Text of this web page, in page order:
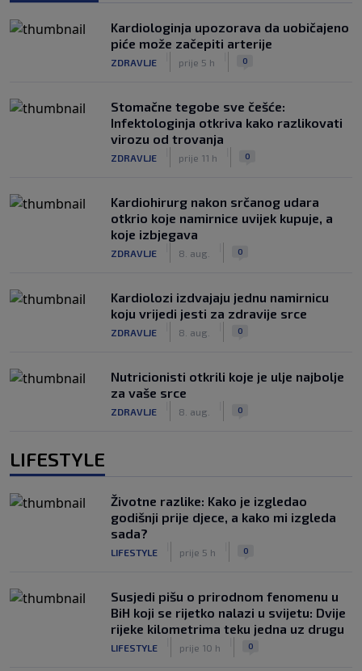
Kardiologinja upozorava da uobičajeno
piće može začepiti arterije
ZDRAVLJE prije 5 h 0
Stomačne tegobe sve češće:
Infektologinja otkriva kako razlikovati
virozu od trovanja
ZDRAVLJE prije 11 h 0
Kardiohirurg nakon srčanog udara
otkrio koje namirnice uvijek kupuje, a
koje izbjegava
ZDRAVLJE 8. aug. 0
Kardiolozi izdvajaju jednu namirnicu
koju vrijedi jesti za zdravije srce
ZDRAVLJE 8. aug. 0
Nutricionisti otkrili koje je ulje najbolje
za vaše srce
ZDRAVLJE 8. aug. 0
LIFESTYLE
Životne razlike: Kako je izgledao
godišnji prije djece, a kako mi izgleda
sada?
LIFESTYLE prije 5 h 0
Susjedi pišu o prirodnom fenomenu u
BiH koji se rijetko nalazi u svijetu: Dvije
rijeke kilometrima teku jedna uz drugu
LIFESTYLE prije 10 h 0